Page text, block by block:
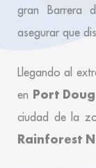
gran Barrera
asegurar que
Llegando al
en Port
ciudad de la
Rainforest